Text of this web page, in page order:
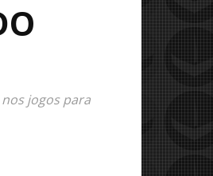
jogos para